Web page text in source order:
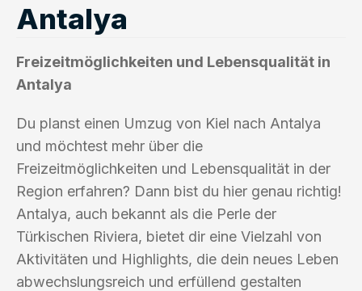
Antalya
Freizeitmöglichkeiten und Lebensqualität in
Antalya
Du planst einen Umzug von Kiel nach Antalya
und möchtest mehr über die
Freizeitmöglichkeiten und Lebensqualität in der
Region erfahren? Dann bist du hier genau richtig!
Antalya, auch bekannt als die Perle der
Türkischen Riviera, bietet dir eine Vielzahl von
Aktivitäten und Highlights, die dein neues Leben
abwechslungsreich und erfüllend gestalten